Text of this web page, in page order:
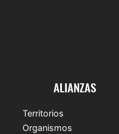
ALIANZAS
Territorios
Organismos